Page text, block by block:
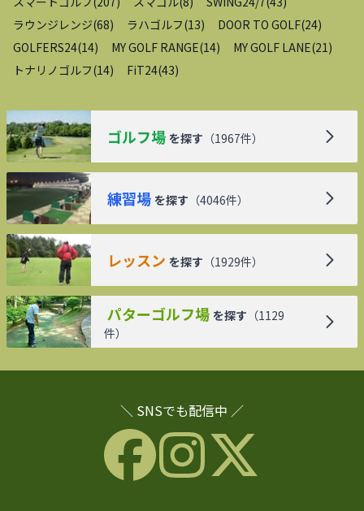
ラウンジレンジ(68) ラハゴルフ(13) DOOR TO GOLF(24)
GOLFERS24(14) MY GOLF RANGE(14) MY GOLF LANE(21)
トナリノゴルフ(14) FiT24(43)
ゴルフ場 を探す （1967件）
練習場 を探す （4046件）
レッスン を探す （1929件）
パターゴルフ場 を探す （1129
件）
＼ SNSでも配信中 ／